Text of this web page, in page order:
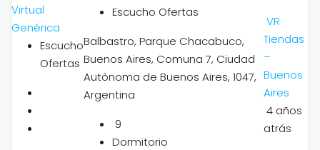
Virtual
Genérica
Escucho
Ofertas
Escucho Ofertas
Balbastro, Parque Chacabuco,
Buenos Aires, Comuna 7, Ciudad
Autónoma de Buenos Aires, 1047,
Argentina
9
Dormitorio
VR
Tiendas
–
Buenos
Aires
4 años
atrás